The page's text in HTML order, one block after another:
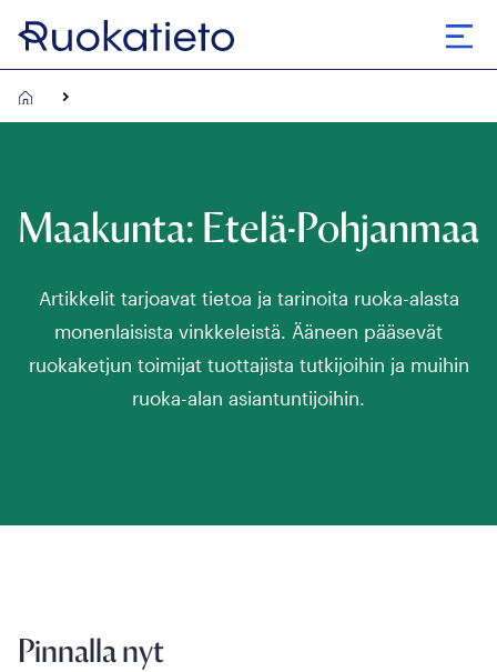
Siirry
suoraan
Maakunta: Etelä-Pohjanmaa
Artikkelit tarjoavat tietoa ja tarinoita ruoka-alasta
monenlaisista vinkkeleistä. Ääneen pääsevät
ruokaketjun toimijat tuottajista tutkijoihin ja muihin
ruoka-alan asiantuntijoihin.
Pinnalla nyt